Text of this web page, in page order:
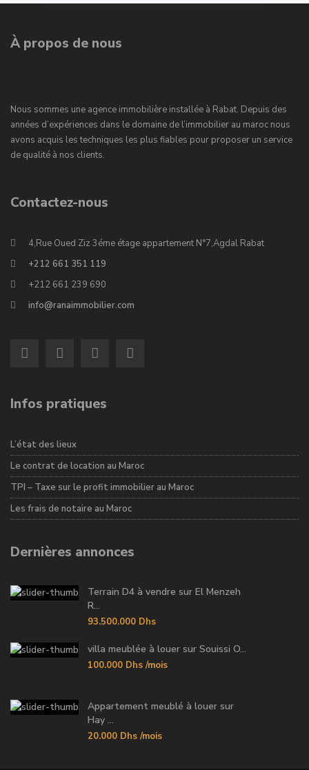
À propos de nous
Nous sommes une agence immobilière installée à Rabat. Depuis des
années d’expériences dans le domaine de l’immobilier au maroc nous
avons acquis les techniques les plus fiables pour proposer un service
de qualité à nos clients.
Contactez-nous
4,Rue Oued Ziz 3éme étage appartement N°7,Agdal Rabat
+212 661 351 119
+212 661 239 690
info@ranaimmobilier.com
Infos pratiques
L’état des lieux
Le contrat de location au Maroc
TPI – Taxe sur le profit immobilier au Maroc
Les frais de notaire au Maroc
Dernières annonces
Terrain D4 à vendre sur El Menzeh
R...
93.500.000 Dhs
villa meublée à louer sur Souissi O...
100.000 Dhs /mois
Appartement meublé à louer sur
Hay ...
20.000 Dhs /mois